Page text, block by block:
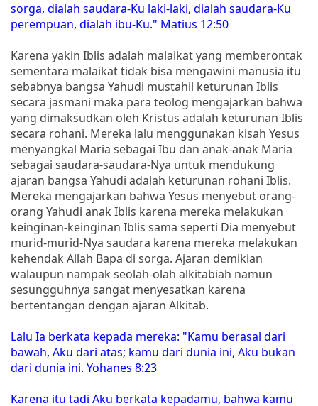
sorga, dialah saudara-Ku laki-laki, dialah saudara-Ku
perempuan, dialah ibu-Ku." Matius 12:50
Karena yakin Iblis adalah malaikat yang memberontak
sementara malaikat tidak bisa mengawini manusia itu
sebabnya bangsa Yahudi mustahil keturunan Iblis
secara jasmani maka para teolog mengajarkan bahwa
yang dimaksudkan oleh Kristus adalah keturunan Iblis
secara rohani. Mereka lalu menggunakan kisah Yesus
menyangkal Maria sebagai Ibu dan anak-anak Maria
sebagai saudara-saudara-Nya untuk mendukung
ajaran bangsa Yahudi adalah keturunan rohani Iblis.
Mereka mengajarkan bahwa Yesus menyebut orang-
orang Yahudi anak Iblis karena mereka melakukan
keinginan-keinginan Iblis sama seperti Dia menyebut
murid-murid-Nya saudara karena mereka melakukan
kehendak Allah Bapa di sorga. Ajaran demikian
walaupun nampak seolah-olah alkitabiah namun
sesungguhnya sangat menyesatkan karena
bertentangan dengan ajaran Alkitab.
Lalu Ia berkata kepada mereka: "Kamu berasal dari
bawah, Aku dari atas; kamu dari dunia ini, Aku bukan
dari dunia ini. Yohanes 8:23
Karena itu tadi Aku berkata kepadamu, bahwa kamu